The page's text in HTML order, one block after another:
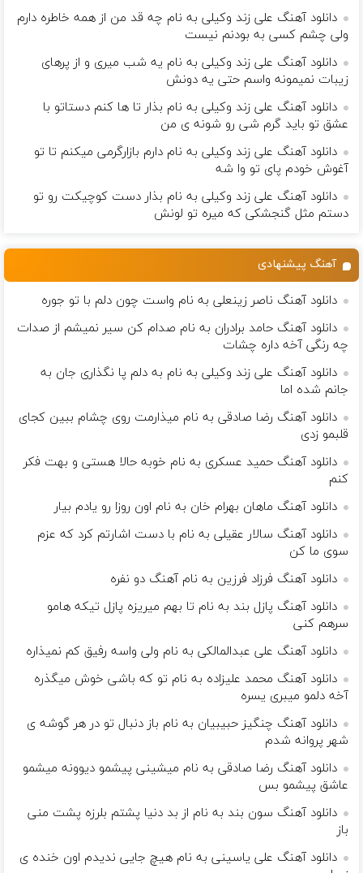
دانلود آهنگ علی زند وکیلی به نام چه قد من از همه خاطره دارم
ولی چشم كسی به بودنم نیست
دانلود آهنگ علی زند وکیلی به نام یه شب میرى و از پرهای
زيبات نمیمونه واسم حتی یه دونش
دانلود آهنگ علی زند وکیلی به نام بذار تا ها كنم دستاتو با
عشق تو باید گرم شی رو شونه ى من
دانلود آهنگ علی زند وکیلی به نام دارم بازارگرمی میكنم تا تو
آغوش خودم پای تو وا شه
دانلود آهنگ علی زند وکیلی به نام بذار دست كوچیكت رو تو
دستم مثل گنجشكی كه میره تو لونش
آهنگ پیشنهادی
دانلود آهنگ ناصر زینعلی به نام واست چون دلم با تو جوره
دانلود آهنگ حامد برادران به نام صدام کن سیر نمیشم از صدات
چه رنگی آخه داره چشات
دانلود آهنگ علی زند وکیلی به نام به دلم پا نگذاری جان به
جانم شده اما
دانلود آهنگ رضا صادقی به نام میذارمت روی چشام ببین کجای
قلبمو ‌زدی
دانلود آهنگ حمید عسکری به نام خوبه حالا هستی و بهت فکر
کنم
دانلود آهنگ ماهان بهرام خان به نام اون روزا رو یادم بیار
دانلود آهنگ سالار عقیلی به نام با دست اشارتم کرد که عزم
سوی ما کن
دانلود آهنگ فرزاد فرزین به نام آهنگ دو نفره
دانلود آهنگ پازل بند به نام تا بهم میریزه پازل تیکه هامو
سرهم کنی
دانلود آهنگ علی عبدالمالکی به نام ولی واسه رفیق کم نمیذاره
دانلود آهنگ محمد علیزاده به نام تو که باشی خوش میگذره
آخه دلمو میبری یسره
دانلود آهنگ چنگیز حبیبیان به نام باز دنبال تو در هر گوشه ی
شهر پروانه شدم
دانلود آهنگ رضا صادقی به نام میشینی پیشمو دیوونه میشمو
عاشق پیشمو بس
دانلود آهنگ سون بند به نام از بد دنیا پشتم بلرزه پشت منی
باز
دانلود آهنگ علی یاسینی به نام هیچ جایی ندیدم اون خنده ی